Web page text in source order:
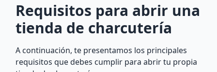
Requisitos para abrir una
tienda de charcutería
A continuación, te presentamos los principales
requisitos que debes cumplir para abrir tu propia